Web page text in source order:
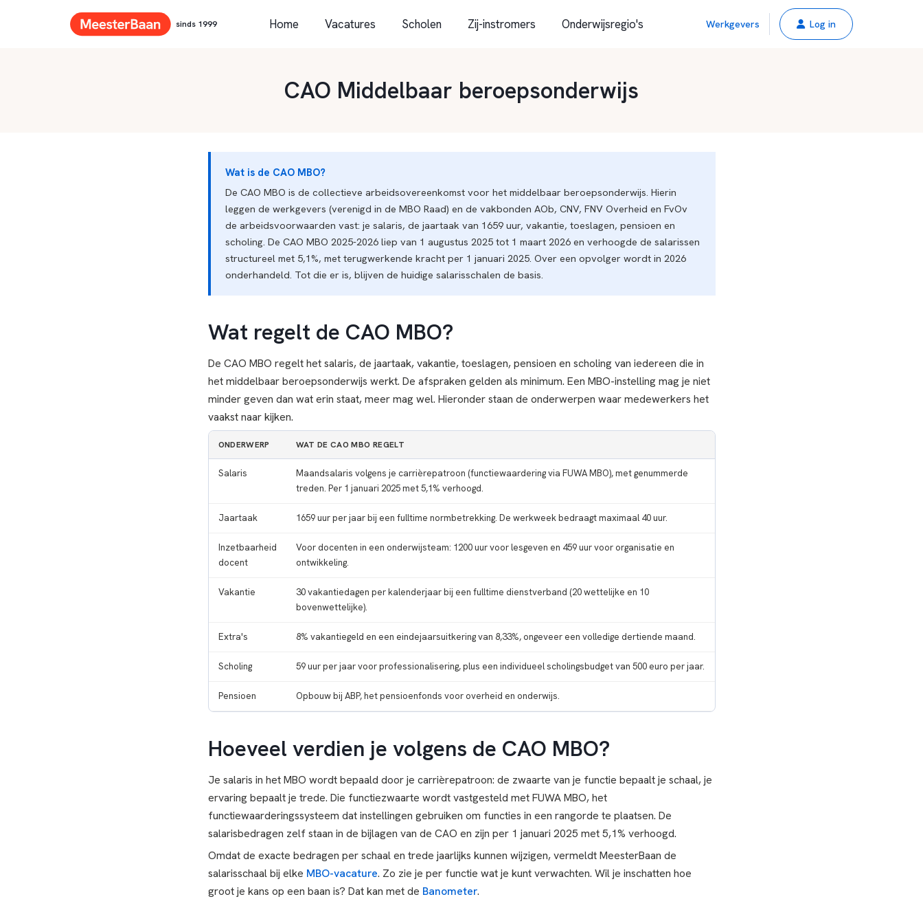
sinds 1999 Home Vacatures Scholen Zij-instromers Onderwijsregio's Werkgevers Log in
CAO Middelbaar beroepsonderwijs
Wat is de CAO MBO?
De CAO MBO is de collectieve arbeidsovereenkomst voor het middelbaar beroepsonderwijs. Hierin
leggen de werkgevers (verenigd in de MBO Raad) en de vakbonden AOb, CNV, FNV Overheid en FvOv
de arbeidsvoorwaarden vast: je salaris, de jaartaak van 1659 uur, vakantie, toeslagen, pensioen en
scholing. De CAO MBO 2025-2026 liep van 1 augustus 2025 tot 1 maart 2026 en verhoogde de salarissen
structureel met 5,1%, met terugwerkende kracht per 1 januari 2025. Over een opvolger wordt in 2026
onderhandeld. Tot die er is, blijven de huidige salarisschalen de basis.
Wat regelt de CAO MBO?
De CAO MBO regelt het salaris, de jaartaak, vakantie, toeslagen, pensioen en scholing van iedereen die in
het middelbaar beroepsonderwijs werkt. De afspraken gelden als minimum. Een MBO-instelling mag je niet
minder geven dan wat erin staat, meer mag wel. Hieronder staan de onderwerpen waar medewerkers het
vaakst naar kijken.
ONDERWERP WAT DE CAO MBO REGELT
Salaris
Maandsalaris volgens je carrièrepatroon (functiewaardering via FUWA MBO), met genummerde
treden. Per 1 januari 2025 met 5,1% verhoogd.
Jaartaak 1659 uur per jaar bij een fulltime normbetrekking. De werkweek bedraagt maximaal 40 uur.
Inzetbaarheid
docent
Voor docenten in een onderwijsteam: 1200 uur voor lesgeven en 459 uur voor organisatie en
ontwikkeling.
Vakantie
30 vakantiedagen per kalenderjaar bij een fulltime dienstverband (20 wettelijke en 10
bovenwettelijke).
Extra's 8% vakantiegeld en een eindejaarsuitkering van 8,33%, ongeveer een volledige dertiende maand.
Scholing 59 uur per jaar voor professionalisering, plus een individueel scholingsbudget van 500 euro per jaar.
Pensioen Opbouw bij ABP, het pensioenfonds voor overheid en onderwijs.
Hoeveel verdien je volgens de CAO MBO?
Je salaris in het MBO wordt bepaald door je carrièrepatroon: de zwaarte van je functie bepaalt je schaal, je
ervaring bepaalt je trede. Die functiezwaarte wordt vastgesteld met FUWA MBO, het
functiewaarderingssysteem dat instellingen gebruiken om functies in een rangorde te plaatsen. De
salarisbedragen zelf staan in de bijlagen van de CAO en zijn per 1 januari 2025 met 5,1% verhoogd.
Omdat de exacte bedragen per schaal en trede jaarlijks kunnen wijzigen, vermeldt MeesterBaan de
salarisschaal bij elke MBO-vacature. Zo zie je per functie wat je kunt verwachten. Wil je inschatten hoe
groot je kans op een baan is? Dat kan met de Banometer.